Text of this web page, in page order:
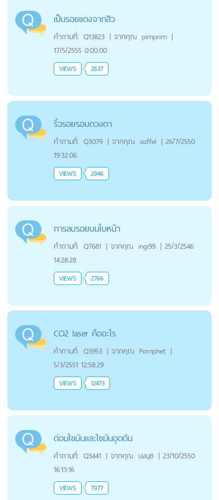
เป็นรอยแดงจากสิว
คำถามที่: Q13823 | จากคุณ pimprim |
17/5/2555 0:00:00
VIEWS 2637
ริ้วรอยรอบดวงตา
คำถามที่: Q3079 | จากคุณ soffel | 26/7/2550
19:32:06
VIEWS 2946
การลบรอยบนใบหน้า
คำถามที่: Q7681 | จากคุณ ingi99 | 25/3/2546
14:28:28
VIEWS 2766
CO2 laser คืออะไร
คำถามที่: Q3953 | จากคุณ Pornphet |
5/3/2551 12:58:29
VIEWS 12473
ต่อมไขมันและไขมันอุดตัน
คำถามที่: Q3441 | จากคุณ นงนุช | 23/10/2550
16:13:16
VIEWS 7977